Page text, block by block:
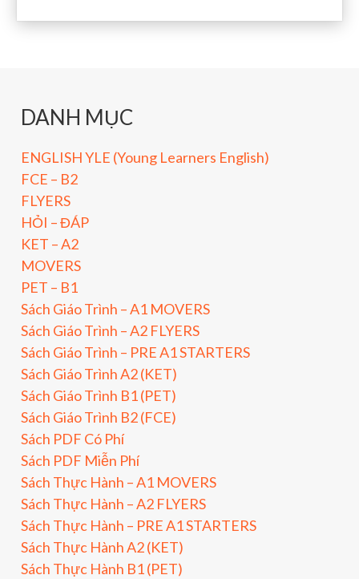
DANH MỤC
ENGLISH YLE (Young Learners English)
FCE – B2
FLYERS
HỎI – ĐÁP
KET – A2
MOVERS
PET – B1
Sách Giáo Trình – A1 MOVERS
Sách Giáo Trình – A2 FLYERS
Sách Giáo Trình – PRE A1 STARTERS
Sách Giáo Trình A2 (KET)
Sách Giáo Trình B1 (PET)
Sách Giáo Trình B2 (FCE)
Sách PDF Có Phí
Sách PDF Miễn Phí
Sách Thực Hành – A1 MOVERS
Sách Thực Hành – A2 FLYERS
Sách Thực Hành – PRE A1 STARTERS
Sách Thực Hành A2 (KET)
Sách Thực Hành B1 (PET)